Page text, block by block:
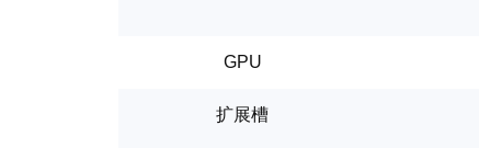
GPU
扩展槽